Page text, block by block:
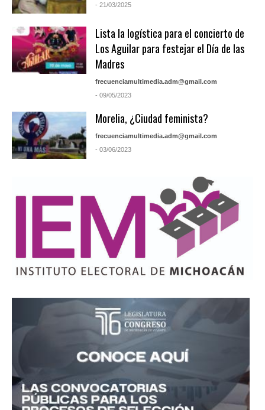
- 21/03/2025
Lista la logística para el concierto de
Los Aguilar para festejar el Día de las
Madres
frecuenciamultimedia.adm@gmail.com
- 09/05/2023
Morelia, ¿Ciudad feminista?
frecuenciamultimedia.adm@gmail.com
- 03/06/2023